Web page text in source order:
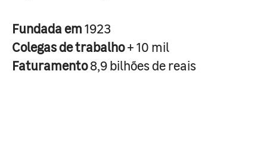
Fundada em1923
Colegas de trabalho+ 10 mil
Faturamento8,9 bilhões de reais